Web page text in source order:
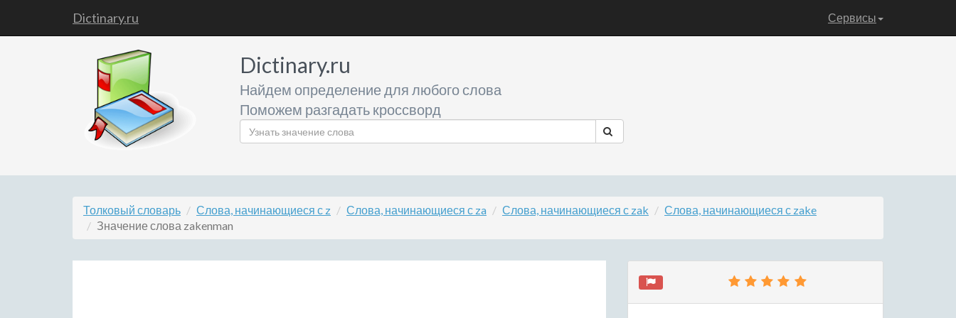
Dictinary.ru Сервисы
Dictinary.ru
Найдем определение для любого слова
Поможем разгадать кроссворд
Толковый словарь Слова, начинающиеся с z Слова, начинающиеся с za Слова, начинающиеся с zak
Слова, начинающиеся с zake
Значение слова zakenman